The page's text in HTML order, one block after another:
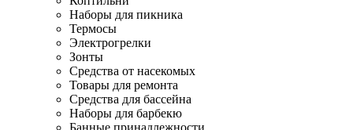
Наборы для пикника
Термосы
Электрогрелки
Зонты
Средства от насекомых
Товары для ремонта
Средства для бассейна
Наборы для барбекю
Банные принадлежности